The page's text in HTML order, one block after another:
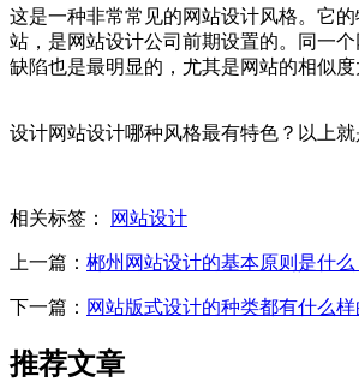
这是一种非常常见的网站设计风格。它
站，是网站设计公司前期设置的。同一
缺陷也是最明显的，尤其是网站的相似
设计网站设计哪种风格最有特色？以上
相关标签： 网站设计
上一篇： 郴州网站设计的基本原则是什么
下一篇： 网站版式设计的种类都有什么样
推荐文章